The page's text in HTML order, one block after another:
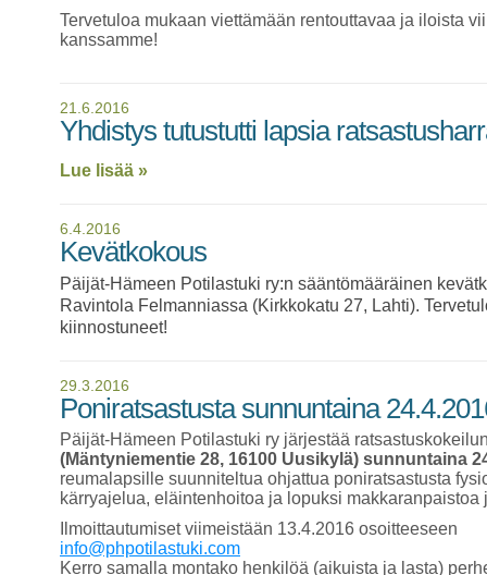
Tervetuloa mukaan viettämään rentouttavaa ja iloista
kanssamme!
21.6.2016
Yhdistys tutustutti lapsia
Lue lisää »
6.4.2016
Kevätkokous
Päijät-Hämeen Potilastuki ry:n sääntömääräinen
Ravintola Felmanniassa (Kirkkokatu 27, Lahti).
kiinnostuneet!
29.3.2016
Poniratsastusta sunnuntaina
Päijät-Hämeen Potilastuki ry järjestää
(Mäntyniementie 28, 16100 Uusikylä) sunnuntaina
reumalapsille suunniteltua ohjattua poniratsastusta
kärryajelua, eläintenhoitoa ja lopuksi makkaranpaistoa
Ilmoittautumiset viimeistään 13.4.2016 osoitteeseen
info@phpotilastuki.com
Kerro samalla montako henkilöä (aikuista ja lasta)